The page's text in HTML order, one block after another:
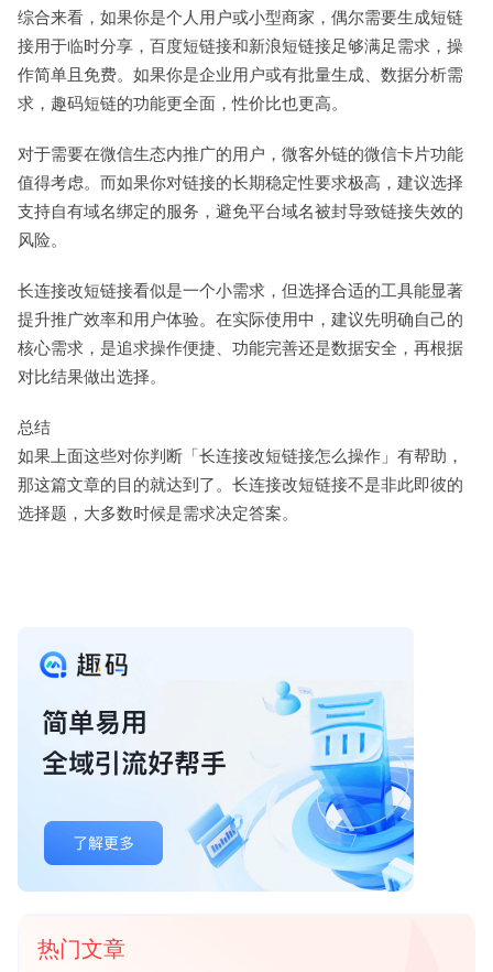
综合来看，如果你是个人用户或小型商家，偶尔需要生成短链
接用于临时分享，百度短链接和新浪短链接足够满足需求，操
作简单且免费。如果你是企业用户或有批量生成、数据分析需
求，趣码短链的功能更全面，性价比也更高。
对于需要在微信生态内推广的用户，微客外链的微信卡片功能
值得考虑。而如果你对链接的长期稳定性要求极高，建议选择
支持自有域名绑定的服务，避免平台域名被封导致链接失效的
风险。
长连接改短链接看似是一个小需求，但选择合适的工具能显著
提升推广效率和用户体验。在实际使用中，建议先明确自己的
核心需求，是追求操作便捷、功能完善还是数据安全，再根据
对比结果做出选择。
总结
如果上面这些对你判断「长连接改短链接怎么操作」有帮助，
那这篇文章的目的就达到了。长连接改短链接不是非此即彼的
选择题，大多数时候是需求决定答案。
热门文章